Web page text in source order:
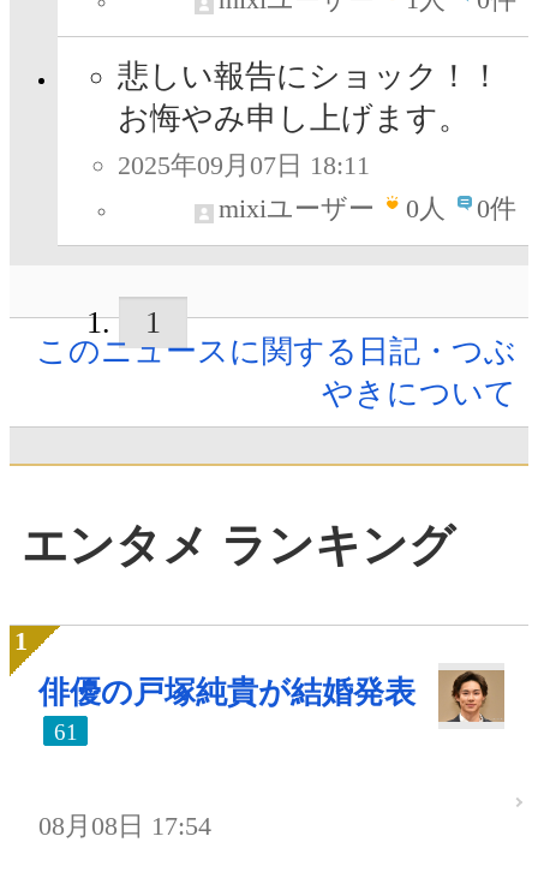
悲しい報告にショック！！
お悔やみ申し上げます。
2025年09月07日 18:11
mixiユーザー
0人 0件
1
このニュースに関する日記・つぶ
やきについて
エンタメ ランキング
俳優の戸塚純貴が結婚発表
61
08月08日 17:54